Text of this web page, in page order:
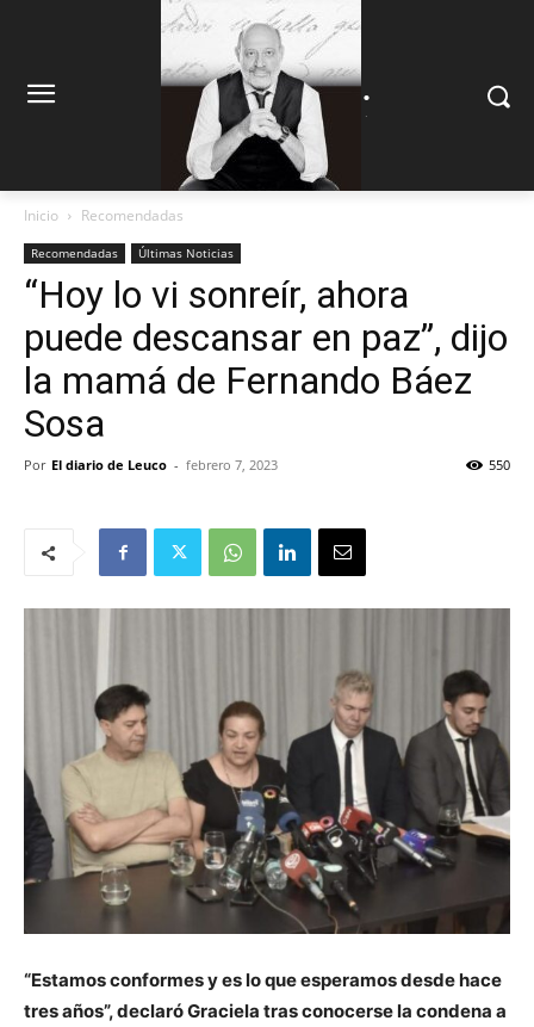
.
Inicio Recomendadas
Recomendadas Últimas Noticias
“Hoy lo vi sonreír, ahora
puede descansar en paz”, dijo
la mamá de Fernando Báez
Sosa
Por El diario de Leuco - febrero 7, 2023 550
“Estamos conformes y es lo que esperamos desde hace
tres años”, declaró Graciela tras conocerse la condena a